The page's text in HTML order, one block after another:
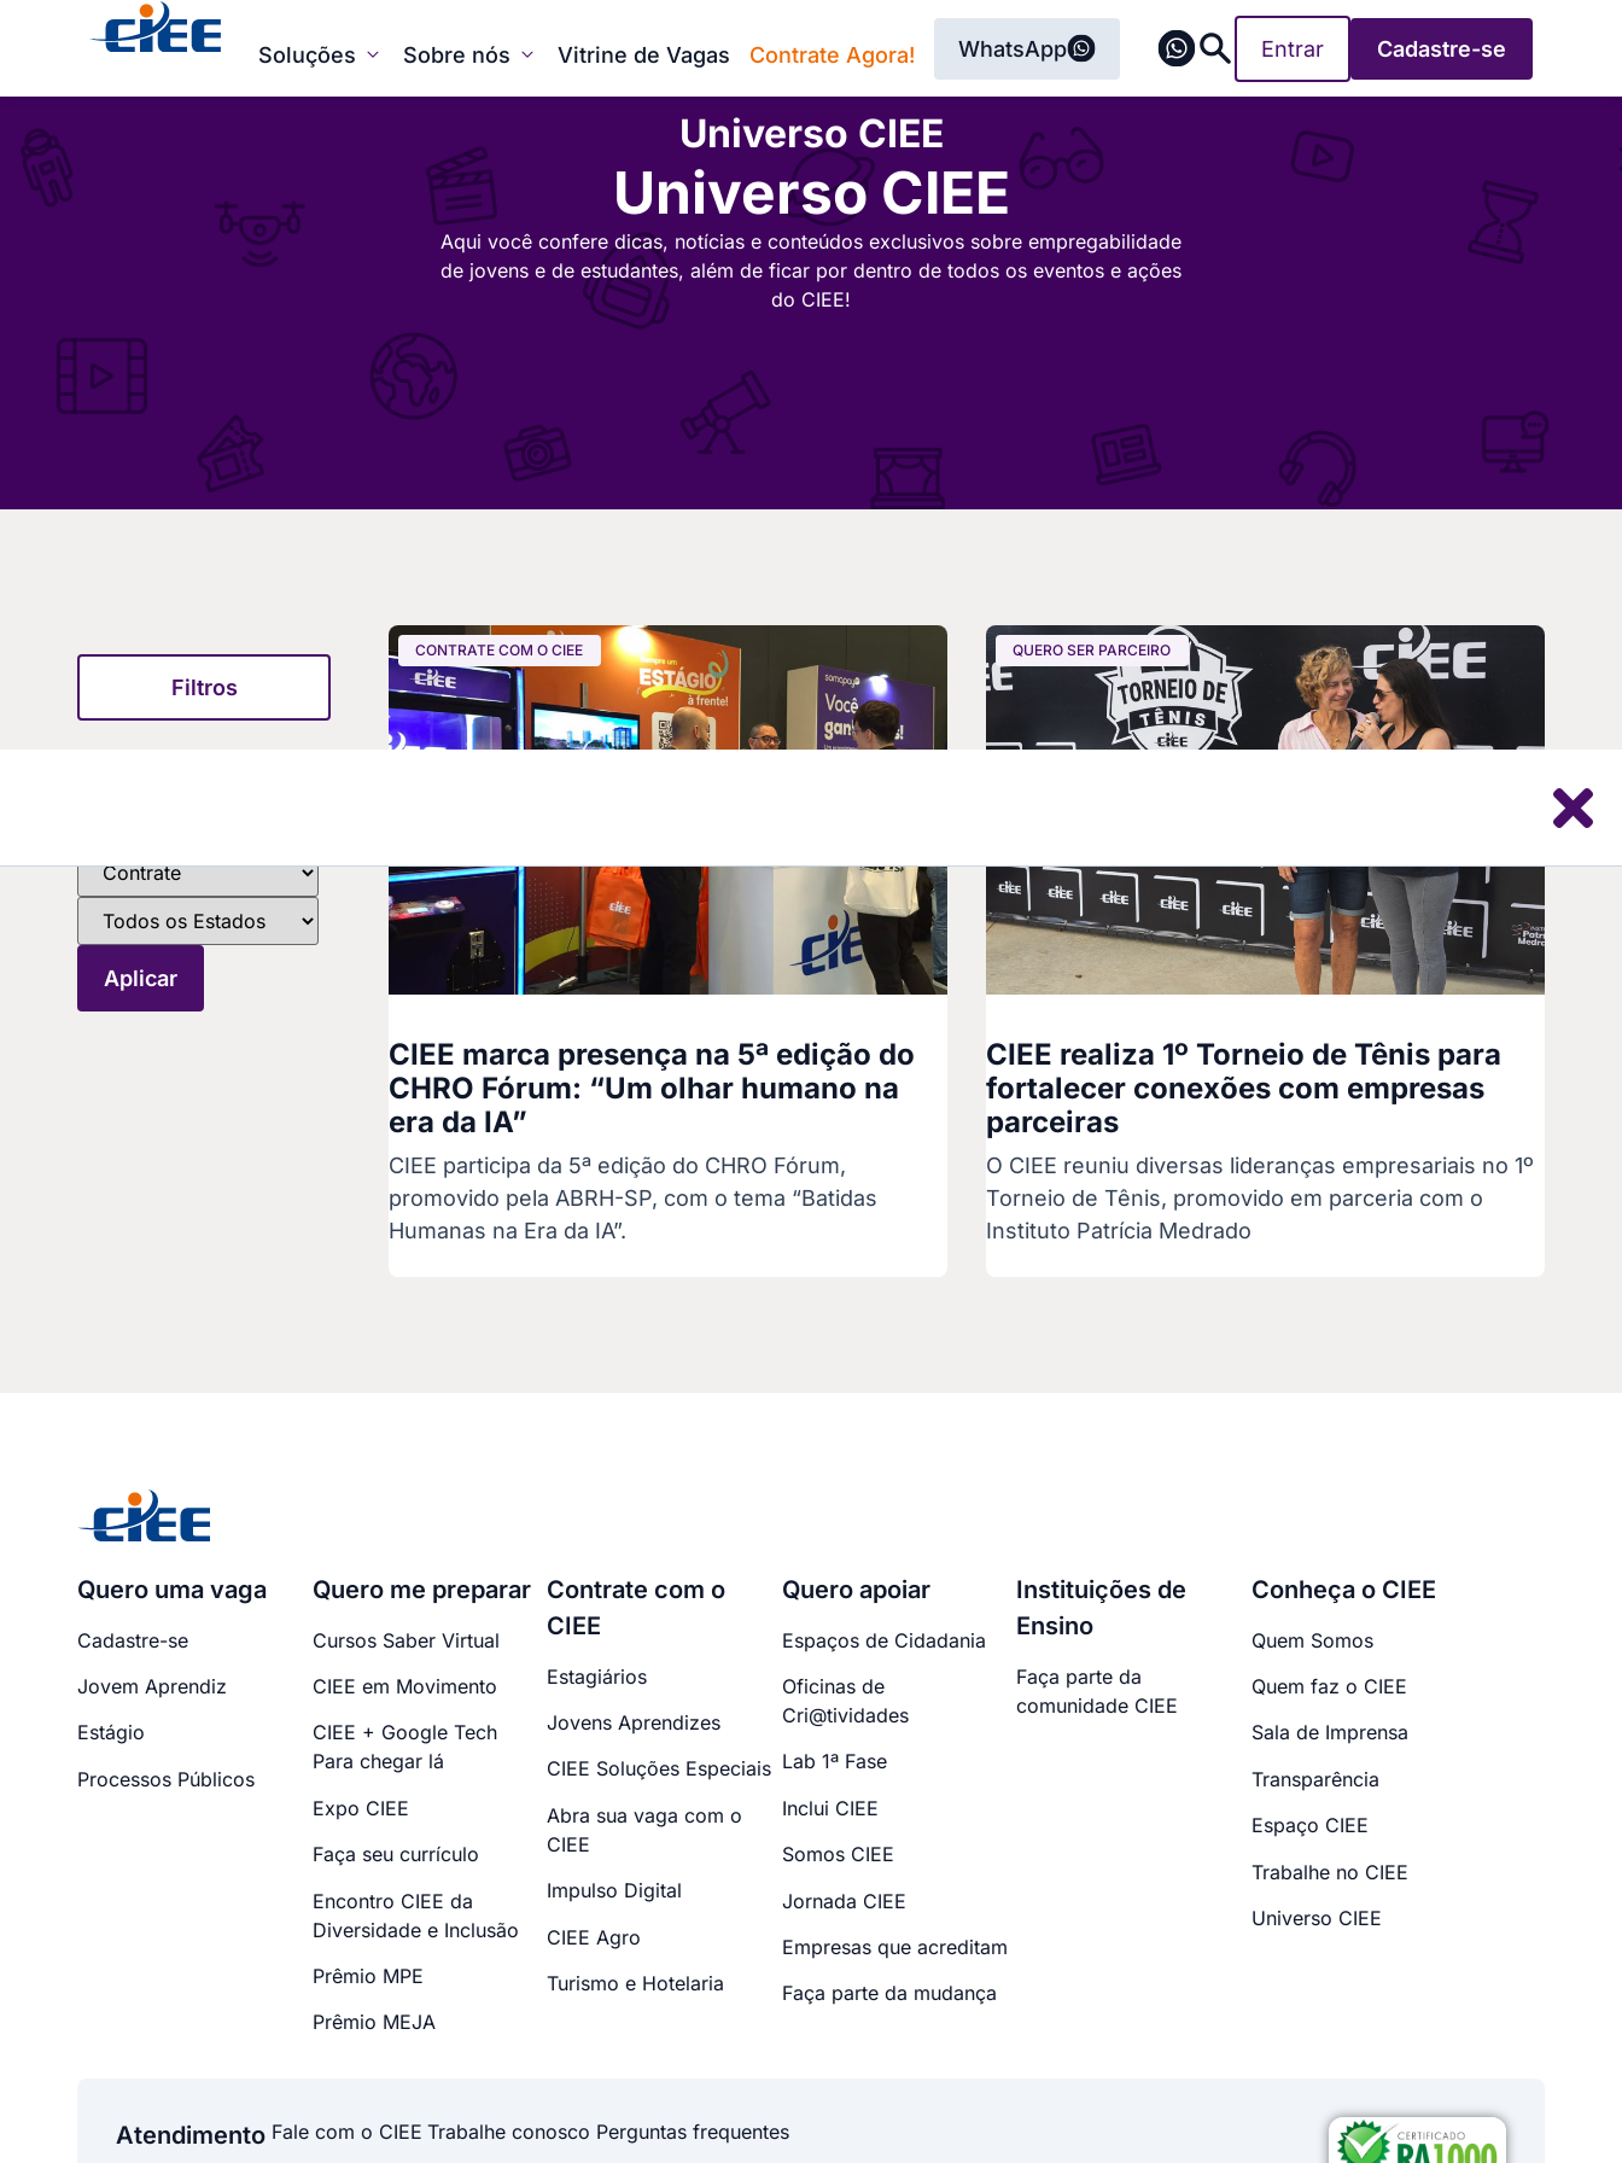
Soluções Sobre nós Vitrine de Vagas Contrate Agora! WhatsApp Entrar Cadastre-se
Universo CIEE
Universo CIEE
Aqui você confere dicas, notícias e conteúdos exclusivos sobre empregabilidade
de jovens e de estudantes, além de ficar por dentro de todos os eventos e ações
do CIEE!
Filtros
CONTRATE COM O CIEE
CIEE marca presença na 5ª edição do
CHRO Fórum: “Um olhar humano na
era da IA”
CIEE participa da 5ª edição do CHRO Fórum,
promovido pela ABRH-SP, com o tema “Batidas
Humanas na Era da IA”.
QUERO SER PARCEIRO
CIEE realiza 1º Torneio de Tênis para
fortalecer conexões com empresas
parceiras
O CIEE reuniu diversas lideranças empresariais no 1º
Torneio de Tênis, promovido em parceria com o
Instituto Patrícia Medrado
Quero uma vaga
Cadastre-se
Jovem Aprendiz
Estágio
Processos Públicos
Quero me preparar
Cursos Saber Virtual
CIEE em Movimento
CIEE + Google Tech
Para chegar lá
Expo CIEE
Faça seu currículo
Encontro CIEE da
Diversidade e Inclusão
Prêmio MPE
Prêmio MEJA
Contrate com o
CIEE
Estagiários
Jovens Aprendizes
CIEE Soluções Especiais
Abra sua vaga com o
CIEE
Impulso Digital
CIEE Agro
Turismo e Hotelaria
Quero apoiar
Espaços de Cidadania
Oficinas de
Cri@tividades
Lab 1ª Fase
Inclui CIEE
Somos CIEE
Jornada CIEE
Empresas que acreditam
Faça parte da mudança
Instituições de
Ensino
Faça parte da
comunidade CIEE
Conheça o CIEE
Quem Somos
Quem faz o CIEE
Sala de Imprensa
Transparência
Espaço CIEE
Trabalhe no CIEE
Universo CIEE
Atendimento Fale com o CIEE Trabalhe conosco Perguntas frequentes